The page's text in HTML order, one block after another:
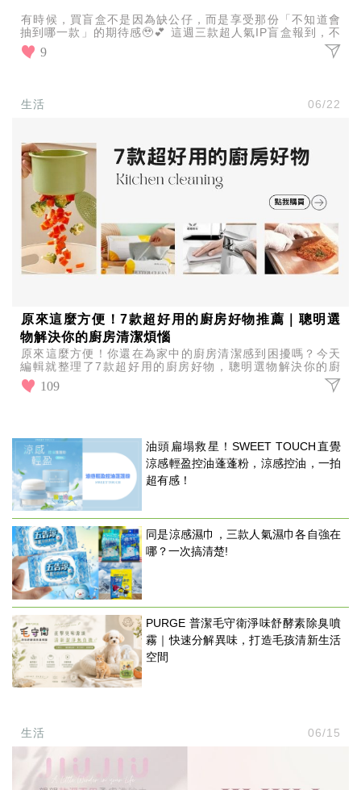
有時候，買盲盒不是因為缺公仔，而是享受那份「不知道會
抽到哪一款」的期待感🥹💕 這週三款超人氣IP盲盒報到，不
管你是哪一派，都有機會抽到你的命定收藏！
9
生活 06/22
原來這麼方便！7款超好用的廚房好物推薦｜聰明選
物解決你的廚房清潔煩惱
原來這麼方便！你還在為家中的廚房清潔感到困擾嗎？今天
編輯就整理了7款超好用的廚房好物，聰明選物解決你的廚
房清潔煩惱，輕鬆維護廚房的乾淨整潔！
109
油頭扁塌救星！SWEET TOUCH直覺
涼感輕盈控油蓬蓬粉，涼感控油，一拍
超有感！
同是涼感濕巾，三款人氣濕巾各自強在
哪？一次搞清楚!
PURGE 普潔毛守衛淨味舒酵素除臭噴
霧｜快速分解異味，打造毛孩清新生活
空間
生活 06/15